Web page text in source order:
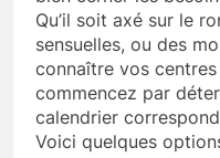
Qu’il soit axé sur le
sensuelles, ou des
connaître vos centres
commencez par
calendrier
Voici quelques